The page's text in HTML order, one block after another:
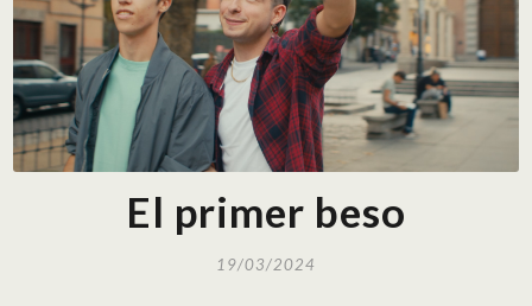
El primer beso
19/03/2024